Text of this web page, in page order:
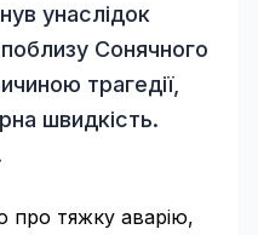
унаслідок
Сонячного
трагедії,
швидкість.
про тяжку аварію,